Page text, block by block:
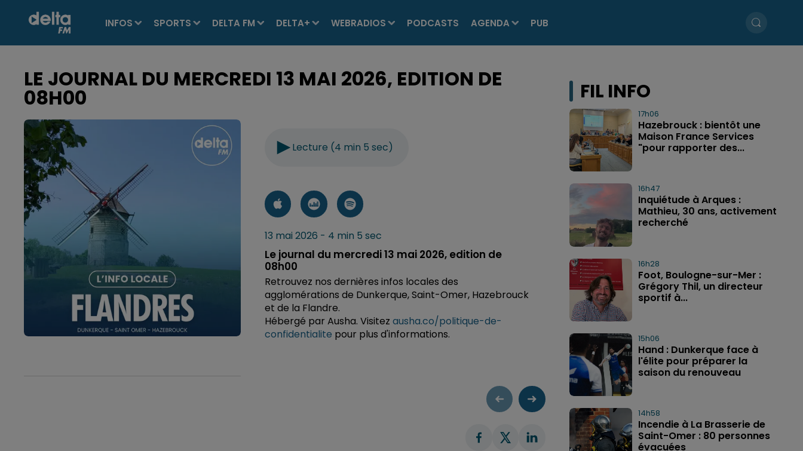
INFOS SPORTS DELTA FM DELTA+ WEBRADIOS PODCASTS AGENDA PUB
LE JOURNAL DU MERCREDI 13 MAI 2026, EDITION DE
08H00
Lecture (4 min 5 sec)
13 mai 2026 - 4 min 5 sec
Le journal du mercredi 13 mai 2026, edition de
08h00
Retrouvez nos dernières infos locales des
agglomérations de Dunkerque, Saint-Omer, Hazebrouck
et de la Flandre.
Hébergé par Ausha. Visitez ausha.co/politique-de-
confidentialite pour plus d'informations.
FIL INFO
17h06
Hazebrouck : bientôt une
Maison France Services
"pour rapporter des...
16h47
Inquiétude à Arques :
Mathieu, 30 ans, activement
recherché
16h28
Foot, Boulogne-sur-Mer :
Grégory Thil, un directeur
sportif à...
15h06
Hand : Dunkerque face à
l'élite pour préparer la
saison du renouveau
14h58
Incendie à La Brasserie de
Saint-Omer : 80 personnes
évacuées